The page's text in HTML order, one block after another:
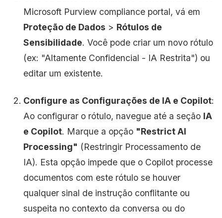
Microsoft Purview compliance portal, vá em
Proteção de Dados > Rótulos de
Sensibilidade. Você pode criar um novo rótulo
(ex: "Altamente Confidencial - IA Restrita") ou
editar um existente.
Configure as Configurações de IA e Copilot:
Ao configurar o rótulo, navegue até a seção IA
e Copilot. Marque a opção "Restrict AI
Processing" (Restringir Processamento de
IA). Esta opção impede que o Copilot processe
documentos com este rótulo se houver
qualquer sinal de instrução conflitante ou
suspeita no contexto da conversa ou do